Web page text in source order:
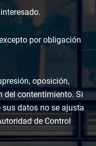
por obligación
oposición,
del contentimiento. Si
datos no se ajusta
de Control